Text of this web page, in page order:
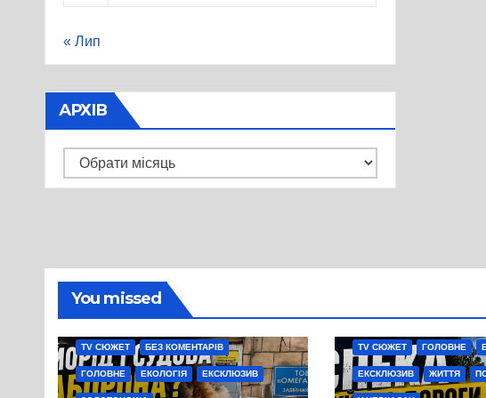
« Лип
АРХІВ
Архів
You missed
TV СЮЖЕТ БЕЗ КОМЕНТАРІВ
ГОЛОВНЕ ЕКОЛОГІЯ ЕКСКЛЮЗИВ
TV СЮЖЕТ ГОЛОВНЕ
ЕКСКЛЮЗИВ ЖИТТЯ